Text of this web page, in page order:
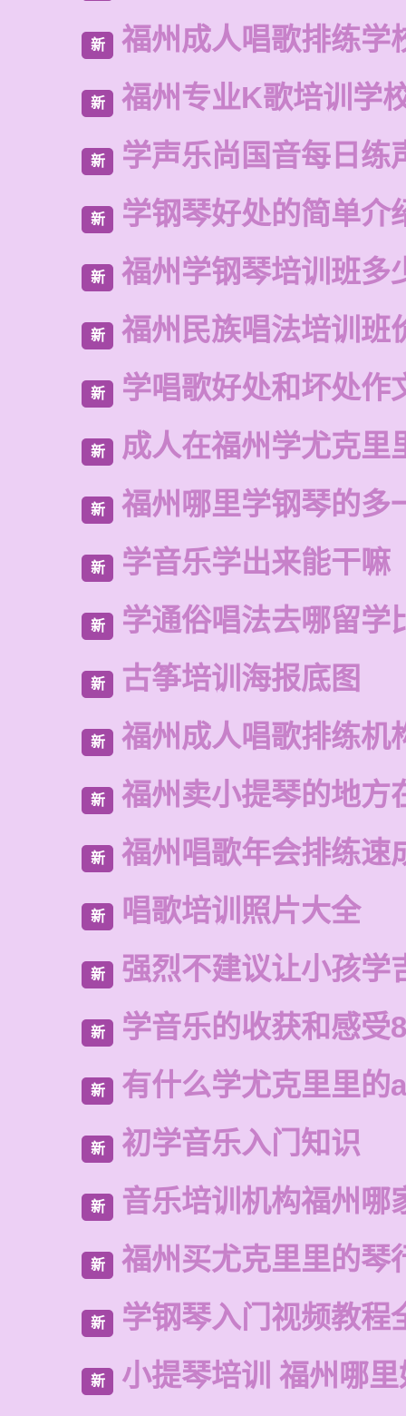
新 福州成人唱歌排练学
新 福州专业K歌培训学
新 学声乐尚国音每日练
新 学钢琴好处的简单介
新 福州学钢琴培训班多
新 福州民族唱法培训班
新 学唱歌好处和坏处作
新 成人在福州学尤克里
新 福州哪里学钢琴的多
新 学音乐学出来能干嘛
新 学通俗唱法去哪留学
新 古筝培训海报底图
新 福州成人唱歌排练机
新 福州卖小提琴的地方
新 福州唱歌年会排练速
新 唱歌培训照片大全
新 强烈不建议让小孩学
新 学音乐的收获和感受
新 有什么学尤克里里的
新 初学音乐入门知识
新 音乐培训机构福州哪
新 福州买尤克里里的琴
新 学钢琴入门视频教程
新 小提琴培训 福州哪